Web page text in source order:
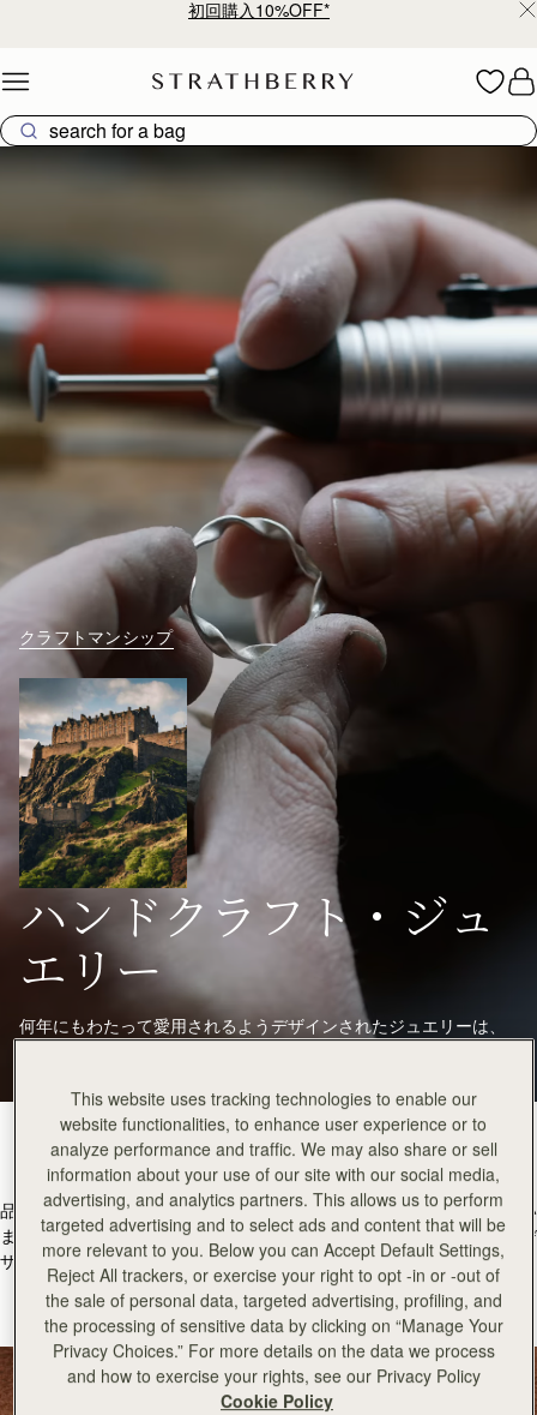
初回購入10%OFF*
クラフトマンシップ
ハンドクラフト・ジュ
エリー
何年にもわたって愛用されるようデザインされたジュエリーは、
私達のジュエリー
品質とクラフトマンシップはストラスベリーの全製品に織り込まれてい
ます。スコットランドのアトリエで丁寧に時間をかけて生み出されるデ
ザインは、スコットランドとイタリアの銀細工師によってストラスベリ
ージュエリーに仕上げられるのです。
This website uses tracking technologies to enable our
website functionalities, to enhance user experience or to
analyze performance and traffic. We may also share or sell
information about your use of our site with our social media,
advertising, and analytics partners. This allows us to perform
targeted advertising and to select ads and content that will be
more relevant to you. Below you can Accept Default Settings,
Reject All trackers, or exercise your right to opt -in or -out of
the sale of personal data, targeted advertising, profiling, and
the processing of sensitive data by clicking on “Manage Your
Privacy Choices.” For more details on the data we process
and how to exercise your rights, see our Privacy Policy
Cookie Policy